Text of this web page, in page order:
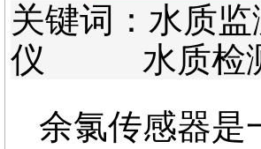
关键词：水
仪 水质检
余氯传感器是